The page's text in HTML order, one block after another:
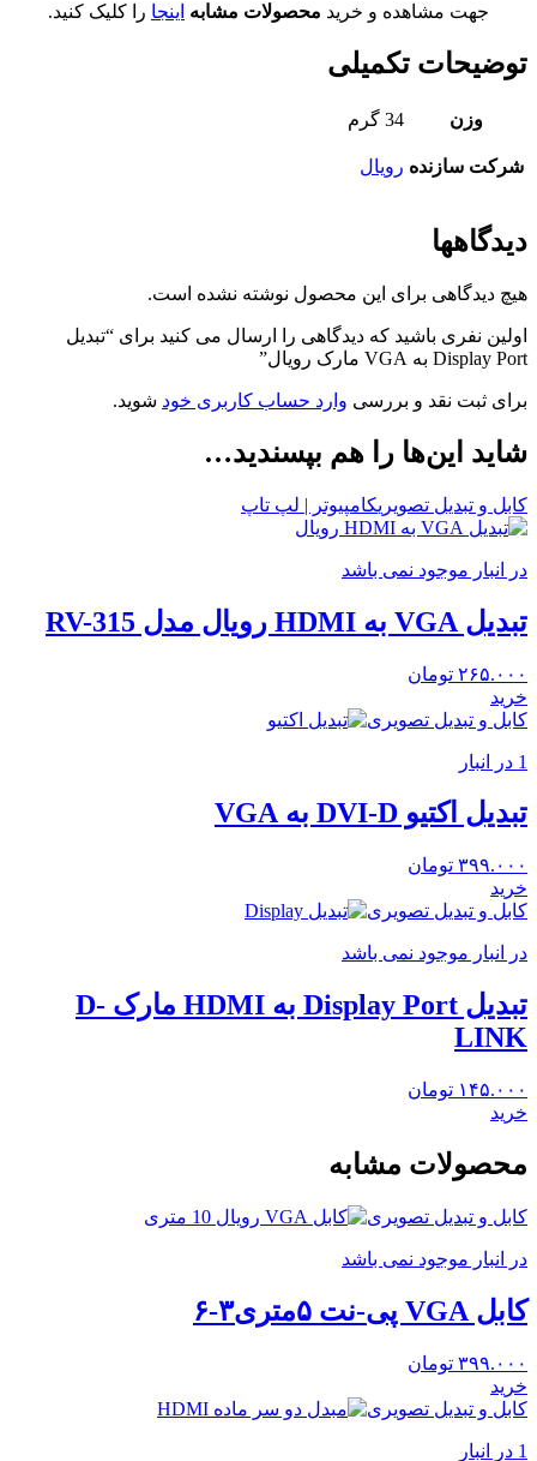
جهت مشاهده و خرید محصولات مشابه اینجا را کلیک کنید.
توضیحات تکمیلی
وزن 34 گرم
شرکت سازنده رویال
دیدگاهها
هیچ دیدگاهی برای این محصول نوشته نشده است.
اولین نفری باشید که دیدگاهی را ارسال می کنید برای “تبدیل
Display Port به VGA مارک رویال”
برای ثبت نقد و بررسی وارد حساب کاربری خود شوید.
شاید این‌ها را هم بپسندید…
کابل و تبدیل تصویریکامپیوتر | لپ تاپ
در انبار موجود نمی باشد
تبدیل VGA به HDMI رویال مدل RV-315
۲۶۵.۰۰۰ تومان
خرید
کابل و تبدیل تصویری
1 در انبار
تبدیل اکتیو DVI-D به VGA
۳۹۹.۰۰۰ تومان
خرید
کابل و تبدیل تصویری
در انبار موجود نمی باشد
تبدیل Display Port به HDMI مارک D-
LINK
۱۴۵.۰۰۰ تومان
خرید
محصولات مشابه
کابل و تبدیل تصویری
در انبار موجود نمی باشد
کابل VGA پی-نت ۵متری۳-۶
۳۹۹.۰۰۰ تومان
خرید
کابل و تبدیل تصویری
1 در انبار